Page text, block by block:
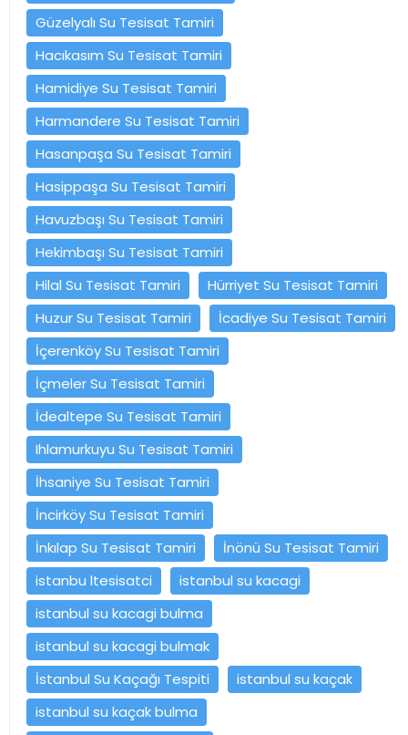
Güzelyalı Su Tesisat Tamiri
Hacıkasım Su Tesisat Tamiri
Hamidiye Su Tesisat Tamiri
Harmandere Su Tesisat Tamiri
Hasanpaşa Su Tesisat Tamiri
Hasippaşa Su Tesisat Tamiri
Havuzbaşı Su Tesisat Tamiri
Hekimbaşı Su Tesisat Tamiri
Hilal Su Tesisat Tamiri
Hürriyet Su Tesisat Tamiri
Huzur Su Tesisat Tamiri
İcadiye Su Tesisat Tamiri
İçerenköy Su Tesisat Tamiri
İçmeler Su Tesisat Tamiri
İdealtepe Su Tesisat Tamiri
Ihlamurkuyu Su Tesisat Tamiri
İhsaniye Su Tesisat Tamiri
İncirköy Su Tesisat Tamiri
İnkılap Su Tesisat Tamiri
İnönü Su Tesisat Tamiri
istanbu ltesisatci
istanbul su kacagi
istanbul su kacagi bulma
istanbul su kacagi bulmak
İstanbul Su Kaçağı Tespiti
istanbul su kaçak
istanbul su kaçak bulma